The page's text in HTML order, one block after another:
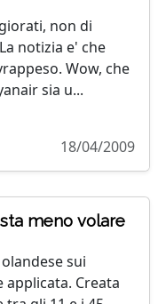
non di
notizia e' che
Wow, che
sia u...
18/04/2009
meno volare
sui
Creata